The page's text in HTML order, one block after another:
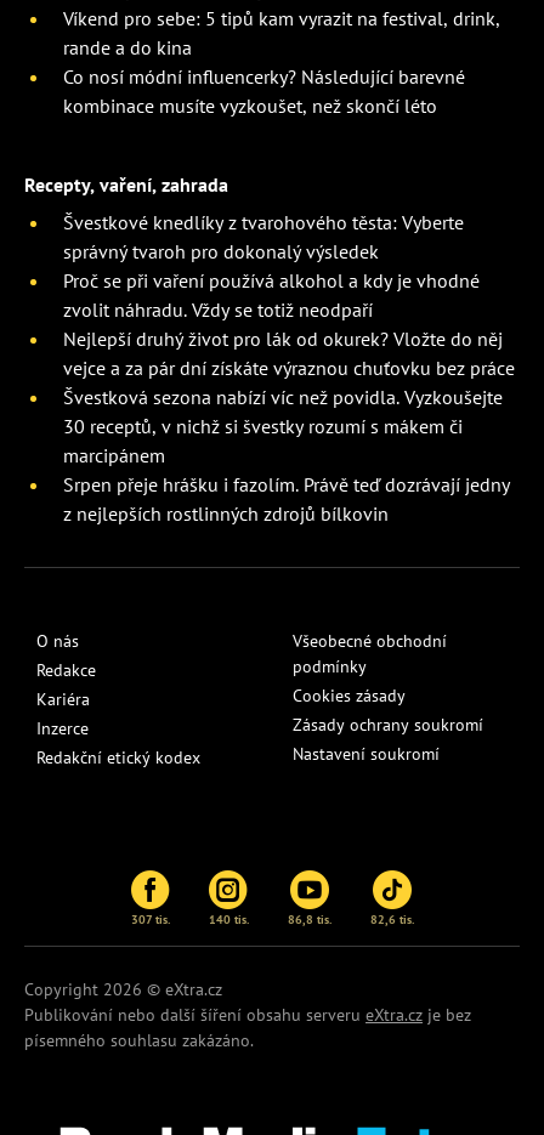
Víkend pro sebe: 5 tipů kam vyrazit na festival, drink,
rande a do kina
Co nosí módní influencerky? Následující barevné
kombinace musíte vyzkoušet, než skončí léto
Recepty, vaření, zahrada
Švestkové knedlíky z tvarohového těsta: Vyberte
správný tvaroh pro dokonalý výsledek
Proč se při vaření používá alkohol a kdy je vhodné
zvolit náhradu. Vždy se totiž neodpaří
Nejlepší druhý život pro lák od okurek? Vložte do něj
vejce a za pár dní získáte výraznou chuťovku bez práce
Švestková sezona nabízí víc než povidla. Vyzkoušejte
30 receptů, v nichž si švestky rozumí s mákem či
marcipánem
Srpen přeje hrášku i fazolím. Právě teď dozrávají jedny
z nejlepších rostlinných zdrojů bílkovin
O nás
Redakce
Kariéra
Inzerce
Redakční etický kodex
Všeobecné obchodní
podmínky
Cookies zásady
Zásady ochrany soukromí
Nastavení soukromí
307 tis. 140 tis. 86,8 tis. 82,6 tis.
Copyright 2026 © eXtra.cz
Publikování nebo další šíření obsahu serveru eXtra.cz je bez
písemného souhlasu zakázáno.